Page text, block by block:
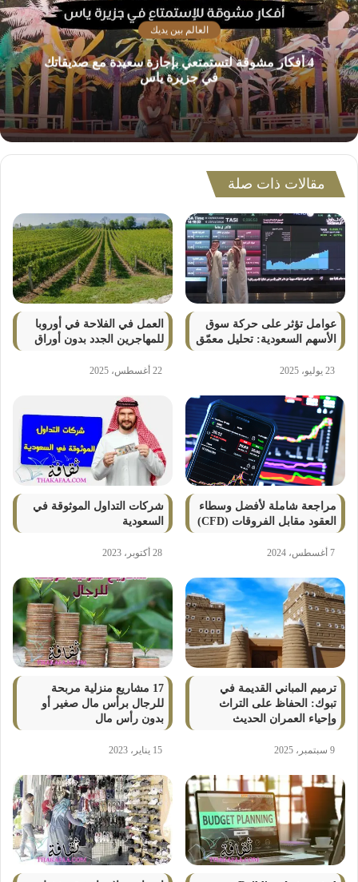
العالم بين يديك
4 أفكار مشوقة لتستمتعي بإجازة سعيدة مع صديقاتك
في جزيرة ياس
مقالات ذات صلة
عوامل تؤثر على حركة سوق
الأسهم السعودية: تحليل معمّق
23 يوليو، 2025
العمل في الفلاحة في أوروبا
للمهاجرين الجدد بدون أوراق
22 أغسطس، 2025
مراجعة شاملة لأفضل وسطاء
العقود مقابل الفروقات (CFD)
7 أغسطس، 2024
شركات التداول الموثوقة في
السعودية
28 أكتوبر، 2023
ترميم المباني القديمة في
تبوك: الحفاظ على التراث
وإحياء العمران الحديث
9 سبتمبر، 2025
17 مشاريع منزلية مربحة
للرجال برأس مال صغير أو
بدون رأس مال
15 يناير، 2023